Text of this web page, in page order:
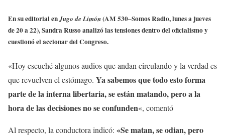
En su editorial enJugo de Limón(AM 530–Somos Radio, lunes a jueves
de 20 a 22), Sandra Russo analizó las tensiones dentro del oficialismo y
cuestionó el accionar del Congreso.
«Hoy escuché algunos audios que andan circulando y la verdad es
que revuelven el estómago. Ya sabemos que todo esto forma
parte de la interna libertaria, se están matando, pero a la
hora de las decisiones no se confunden«, comentó
Al respecto, la conductora indicó: «Se matan, se odian, pero